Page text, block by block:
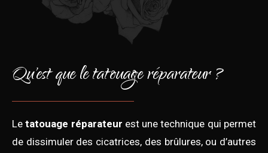
Qu'est que le tatouage réparateur ?
Letatouage réparateur est une technique qui permet
de dissimuler des cicatrices, des brûlures, ou d’autres